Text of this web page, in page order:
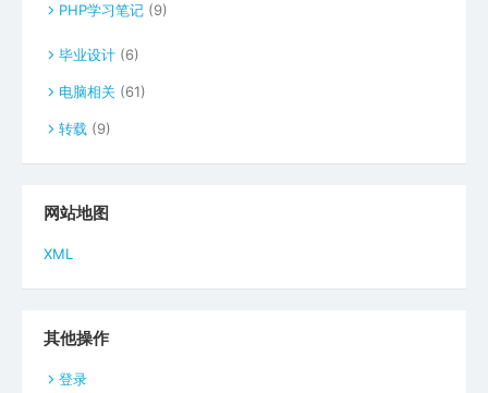
PHP学习笔记 (9)
毕业设计 (6)
电脑相关 (61)
转载 (9)
网站地图
XML
其他操作
登录